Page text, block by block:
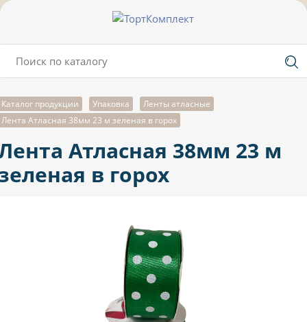
Каталог продукции Упаковка
Ленты атласные
Лента Атласная 38мм 23 м зеленая в горох
Атласная 38мм 23 м
в горох